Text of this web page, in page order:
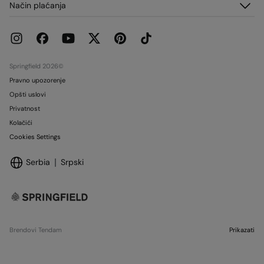
Dostava
Trenutne promocije
Franšize
Radi sa nama
Način plaćanja
Springfield 2026©
Pravno upozorenje
Opšti uslovi
Privatnost
Kolačići
Cookies Settings
Serbia Srpski
Brendovi Tendam Prikazati